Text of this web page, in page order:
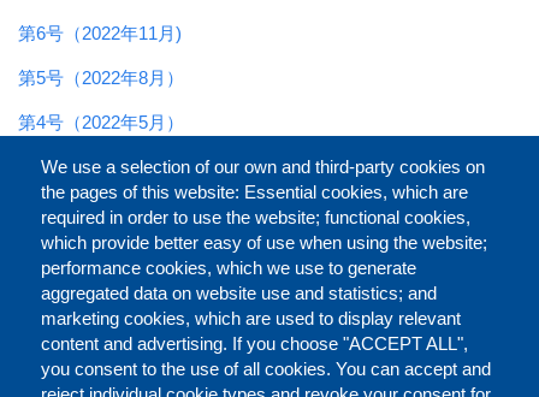
第6号（2022年11月)
第5号（2022年8月）
第4号（2022年5月）
第3号（2022年2月）
第2号（2021年11月）
第1号（2021年8月）
シェアする
We use a selection of our own and third-party cookies on
the pages of this website: Essential cookies, which are
required in order to use the website; functional cookies,
which provide better easy of use when using the website;
performance cookies, which we use to generate
aggregated data on website use and statistics; and
marketing cookies, which are used to display relevant
content and advertising. If you choose "ACCEPT ALL",
you consent to the use of all cookies. You can accept and